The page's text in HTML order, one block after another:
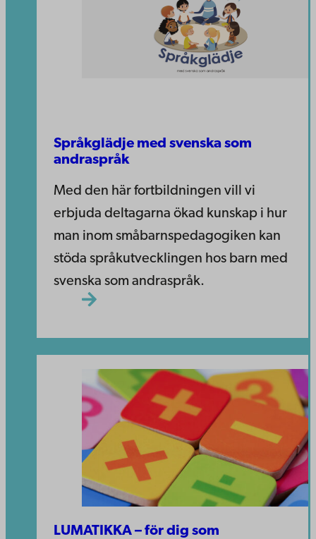
Språkglädje med svenska som
andraspråk
Med den här fortbildningen vill vi
erbjuda deltagarna ökad kunskap i hur
man inom småbarnspedagogiken kan
stöda språkutvecklingen hos barn med
svenska som andraspråk.
LUMATIKKA – för dig som